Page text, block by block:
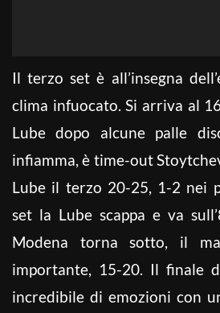
Il terzo set è all’insegna
clima infuocato. Si arriva al
Lube dopo alcune palle
infiamma, è time-out
Lube il terzo 20-25, 1-2 nei
set la Lube scappa e va
Modena torna sotto, il
importante, 15-20. Il finale
incredibile di emozioni con